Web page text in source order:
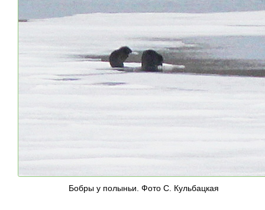
Бобры у полыньи. Фото С. Кульбацкая